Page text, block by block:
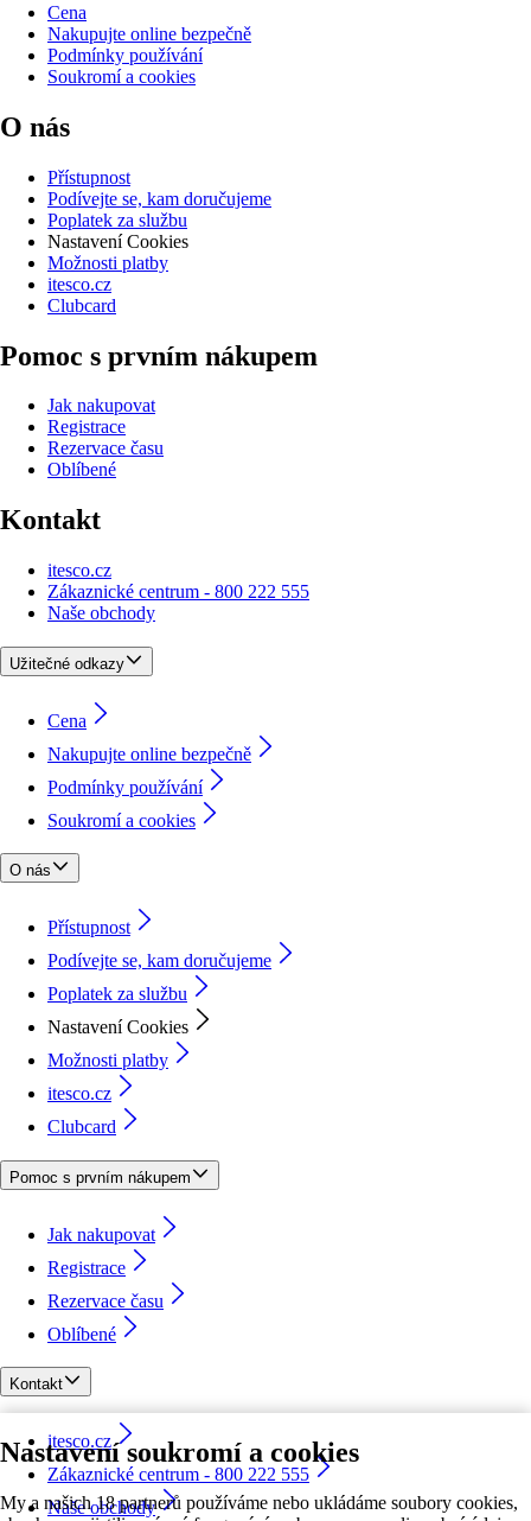
Nastavení soukromí a cookies
My a našich 18 partnerů používáme nebo ukládáme soubory cookies,
Cena
Nakupujte online bezpečně
Podmínky používání
Soukromí a cookies
O nás
Přístupnost
Podívejte se, kam doručujeme
Poplatek za službu
Nastavení Cookies
Možnosti platby
itesco.cz
Clubcard
Pomoc s prvním nákupem
Jak nakupovat
Registrace
Rezervace času
Oblíbené
Kontakt
itesco.cz
Zákaznické centrum - 800 222 555
Naše obchody
Užitečné odkazy
Cena
Nakupujte online bezpečně
Podmínky používání
Soukromí a cookies
O nás
Přístupnost
Podívejte se, kam doručujeme
Poplatek za službu
Nastavení Cookies
Možnosti platby
itesco.cz
Clubcard
Pomoc s prvním nákupem
Jak nakupovat
Registrace
Rezervace času
Oblíbené
Kontakt
itesco.cz
Zákaznické centrum - 800 222 555
Naše obchody